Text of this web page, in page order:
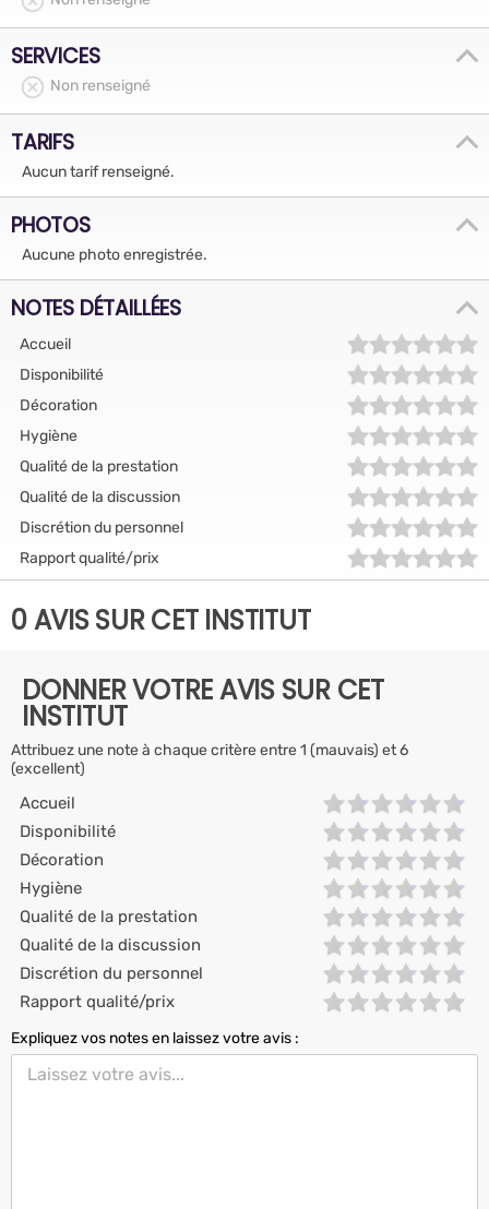
SERVICES
Non renseigné
TARIFS
Aucun tarif renseigné.
PHOTOS
Aucune photo enregistrée.
NOTES DÉTAILLÉES
Accueil
Disponibilité
Décoration
Hygiène
Qualité de la prestation
Qualité de la discussion
Discrétion du personnel
Rapport qualité/prix
0 AVIS SUR CET INSTITUT
DONNER VOTRE AVIS SUR CET
INSTITUT
Attribuez une note à chaque critère entre 1 (mauvais) et 6
(excellent)
Accueil
Disponibilité
Décoration
Hygiène
Qualité de la prestation
Qualité de la discussion
Discrétion du personnel
Rapport qualité/prix
Expliquez vos notes en laissez votre avis :